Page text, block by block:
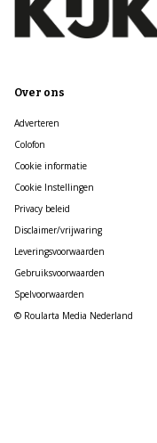
Over ons
Adverteren
Colofon
Cookie informatie
Cookie Instellingen
Privacy beleid
Disclaimer/vrijwaring
Leveringsvoorwaarden
Gebruiksvoorwaarden
Spelvoorwaarden
© Roularta Media Nederland